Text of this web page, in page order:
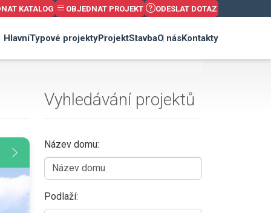
KATALOG OBJEDNAT PROJEKT ODESLAT DOTAZ
HlavníTypové projektyProjektStavbaO násKontakty
Vyhledávání projektů
Název domu:
Podlaží: